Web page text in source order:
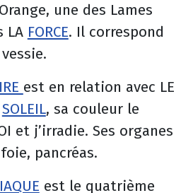
une des Lames
LA FORCE. Il correspond
est en relation avec LE
SOLEIL, sa couleur le
et j’irradie. Ses organes
pancréas.
est le quatrième